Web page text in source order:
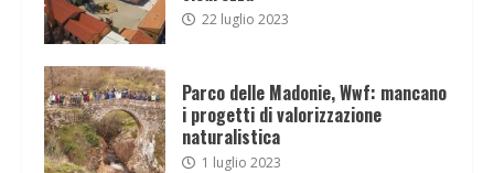
22 luglio 2023
Parco delle Madonie, Wwf: mancano
i progetti di valorizzazione
naturalistica
1 luglio 2023